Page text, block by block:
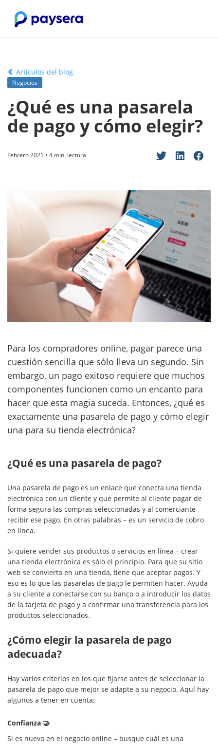
Articulos del blog
Negocios
¿Qué es una pasarela
de pago y cómo elegir?
Febrero 2021 • 4 min. lectura
Para los compradores online, pagar parece una
cuestión sencilla que sólo lleva un segundo. Sin
embargo, un pago exitoso requiere que muchos
componentes funcionen como un encanto para
hacer que esta magia suceda. Entonces, ¿qué es
exactamente una pasarela de pago y cómo elegir
una para su tienda electrónica?
¿Qué es una pasarela de pago?
Una pasarela de pago es un enlace que conecta una tienda
electrónica con un cliente y que permite al cliente pagar de
forma segura las compras seleccionadas y al comerciante
recibir ese pago. En otras palabras – es un servicio de cobro
en línea.
Si quiere vender sus productos o servicios en línea – crear
una tienda electrónica es sólo el principio. Para que su sitio
web se convierta en una tienda, tiene que aceptar pagos. Y
eso es lo que las pasarelas de pago le permiten hacer. Ayuda
a su cliente a conectarse con su banco o a introducir los datos
de la tarjeta de pago y a confirmar una transferencia para los
productos seleccionados.
¿Cómo elegir la pasarela de pago
adecuada?
Hay varios criterios en los que fijarse antes de seleccionar la
pasarela de pago que mejor se adapte a su negocio. Aquí hay
algunos a tener en cuenta:
Confianza 🤝
Si es nuevo en el negocio online – busque cuál es una